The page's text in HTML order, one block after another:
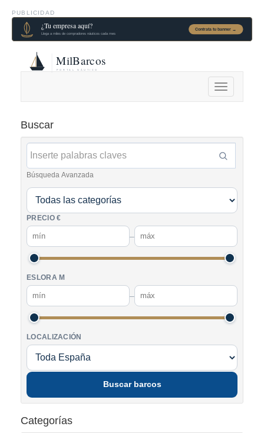
PUBLICIDAD
Alternar
navegación
Buscar
Búsqueda Avanzada
PRECIO €
–
ESLORA M
–
LOCALIZACIÓN
Buscar barcos
Categorías